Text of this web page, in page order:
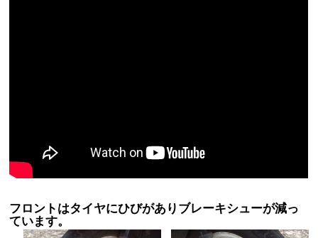
フロントはタイヤにひびがありブレーキシューが減っ
ています。